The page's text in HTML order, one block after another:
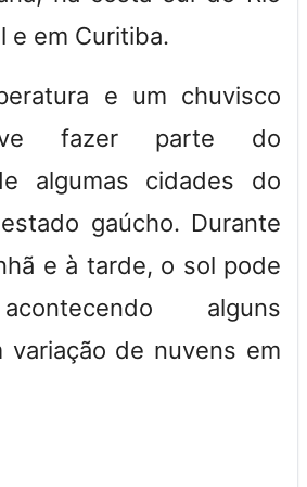
e em Curitiba.
e um chuvisco
fazer parte do
algumas cidades do
gaúcho. Durante
e à tarde, o sol pode
alguns
variação de nuvens em